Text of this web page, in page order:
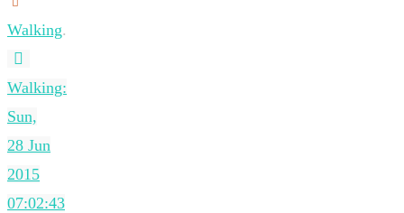
Walking.
Walking:
Sun,
28 Jun
2015
07:02:43